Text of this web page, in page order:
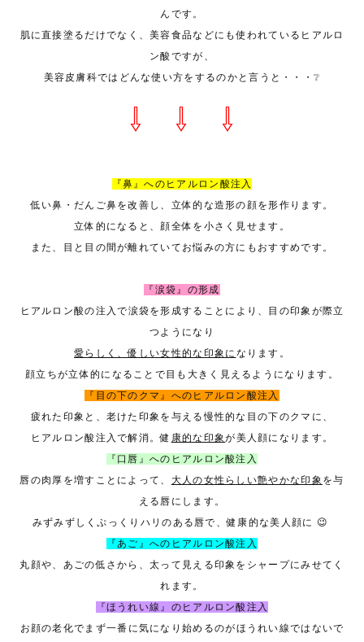
んです。
肌に直接塗るだけでなく、美容食品などにも使われているヒアルロ
ン酸ですが、
美容皮膚科ではどんな使い方をするのかと言うと・・・❔
⇩ ⇩ ⇩
『鼻』へのヒアルロン酸注入
低い鼻・だんご鼻を改善し、立体的な造形の顔を形作ります。
立体的になると、顔全体を小さく見せます。
また、目と目の間が離れていてお悩みの方にもおすすめです。
『涙袋』の形成
ヒアルロン酸の注入で涙袋を形成することにより、目の印象が際立
つようになり
愛らしく、優しい女性的な印象に なります。
顔立ちが立体的になることで目も大きく見えるようになります。
『目の下のクマ』へのヒアルロン酸注入
疲れた印象と、老けた印象を与える慢性的な目の下のクマに、
ヒアルロン酸注入で解消。健 康的な印象が美人顔になります。
『口唇』へのヒアルロン酸注入
唇の肉厚を増すことによって、 大人の女性らしい艶やかな印象 を与
える唇にします。
みずみずしくぷっくりハリのある唇で、健康的な美人顔に 😉
『あご』へのヒアルロン酸注入
丸顔や、あごの低さから、太って見える印象をシャープにみせてく
れます。
『ほうれい線』のヒアルロン酸注入
お顔の老化でまず一番に気になり始めるのがほうれい線ではないで